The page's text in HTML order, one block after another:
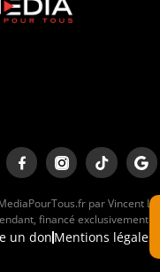
par Vincent
financé exclusivement
un don Mentions légales